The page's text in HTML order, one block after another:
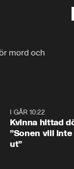
mord och
I GÅR 10:22
Kvinna hittad
”Sonen vill inte
ut”